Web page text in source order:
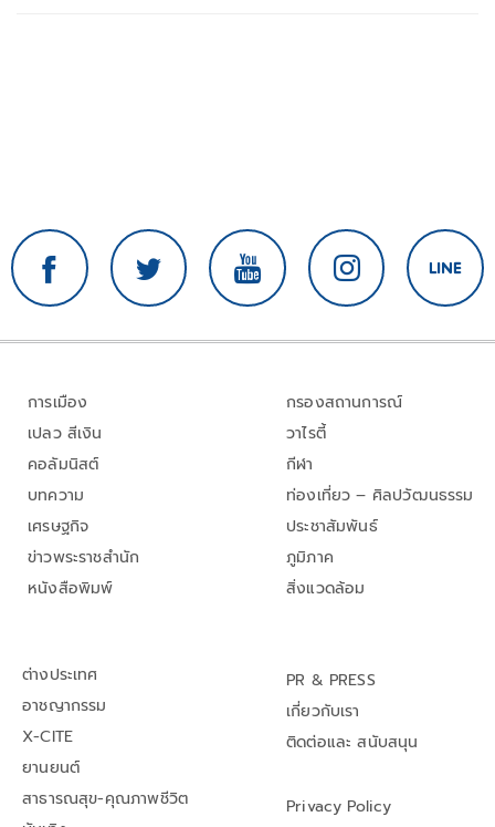
การเมือง
เปลว สีเงิน
คอลัมนิสต์
บทความ
เศรษฐกิจ
ข่าวพระราชสำนัก
หนังสือพิมพ์
กรองสถานการณ์
วาไรตี้
กีฬา
ท่องเที่ยว – ศิลปวัฒนธรรม
ประชาสัมพันธ์
ภูมิภาค
สิ่งแวดล้อม
ต่างประเทศ
อาชญากรรม
X-CITE
ยานยนต์
สาธารณสุข-คุณภาพชีวิต
PR & PRESS
เกี่ยวกับเรา
ติดต่อและ สนับสนุน
Privacy Policy